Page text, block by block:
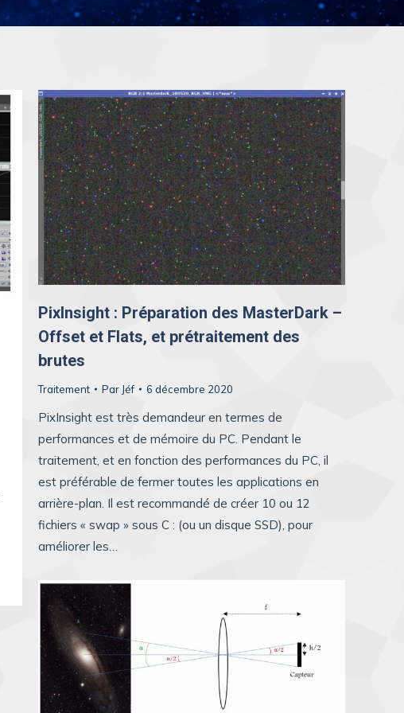
PixInsight : Préparation des MasterDark –
Offset et Flats, et prétraitement des
brutes
Traitement Par Jéf 6 décembre 2020
PixInsight est très demandeur en termes de
performances et de mémoire du PC. Pendant le
traitement, et en fonction des performances du PC, il
est préférable de fermer toutes les applications en
arrière-plan. Il est recommandé de créer 10 ou 12
fichiers « swap » sous C : (ou un disque SSD), pour
améliorer les…